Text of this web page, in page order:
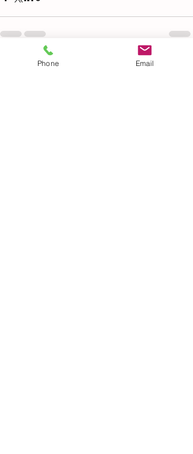
Posts recentes
Phone Email